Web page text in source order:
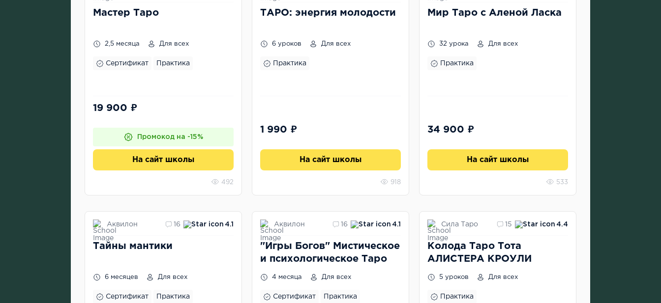
Мастер Таро
2,5 месяца Для всех
Сертификат Практика
19 900 ₽
Промокод на -15%
На сайт школы
492
ТАРО: энергия молодости
6 уроков Для всех
Практика
1 990 ₽
На сайт школы
918
Мир Таро с Аленой Ласка
32 урока Для всех
Практика
34 900 ₽
На сайт школы
533
Аквилон 16 4.1
Тайны мантики
6 месяцев Для всех
Сертификат Практика
Аквилон 16 4.1
"Игры Богов" Мистическое
и психологическое Таро
4 месяца Для всех
Сертификат Практика
Сила Таро 15 4.4
Колода Таро Тота
АЛИСТЕРА КРОУЛИ
5 уроков Для всех
Практика